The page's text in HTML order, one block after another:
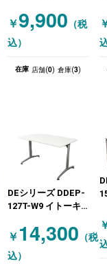
ー
￥9,900 （税
込）
在庫 店舗(0) 倉庫(3)
DEシリーズ DDEP-
127T-W9 イトーキ
グテーブル ミーテ
ィングテーブル
1275 T字脚 グレー
￥ 14,300 （税
込）